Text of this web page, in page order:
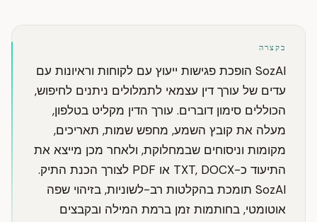
בקצרה
SozAI הופכת פגישות ייעוץ עם לקוחות וראיונות עם
עדים של עורך דין עצמאי לתמלולים ניתנים לחיפוש,
הכוללים סימון דוברים. עורך הדין מקליט בטלפון,
מעלה את קובץ השמע, מחפש שמות, תאריכים,
מקומות וניסוחים שבמחלוקת, ולאחר מכן מייצא את
התיעוד כ-TXT, DOCX או PDF לצורך הכנת התיק.
SozAI תומכת בהקלטות רב-לשוניות, בזיהוי שפה
אוטומטי, בחותמות זמן ברמת המילה ובקבצים